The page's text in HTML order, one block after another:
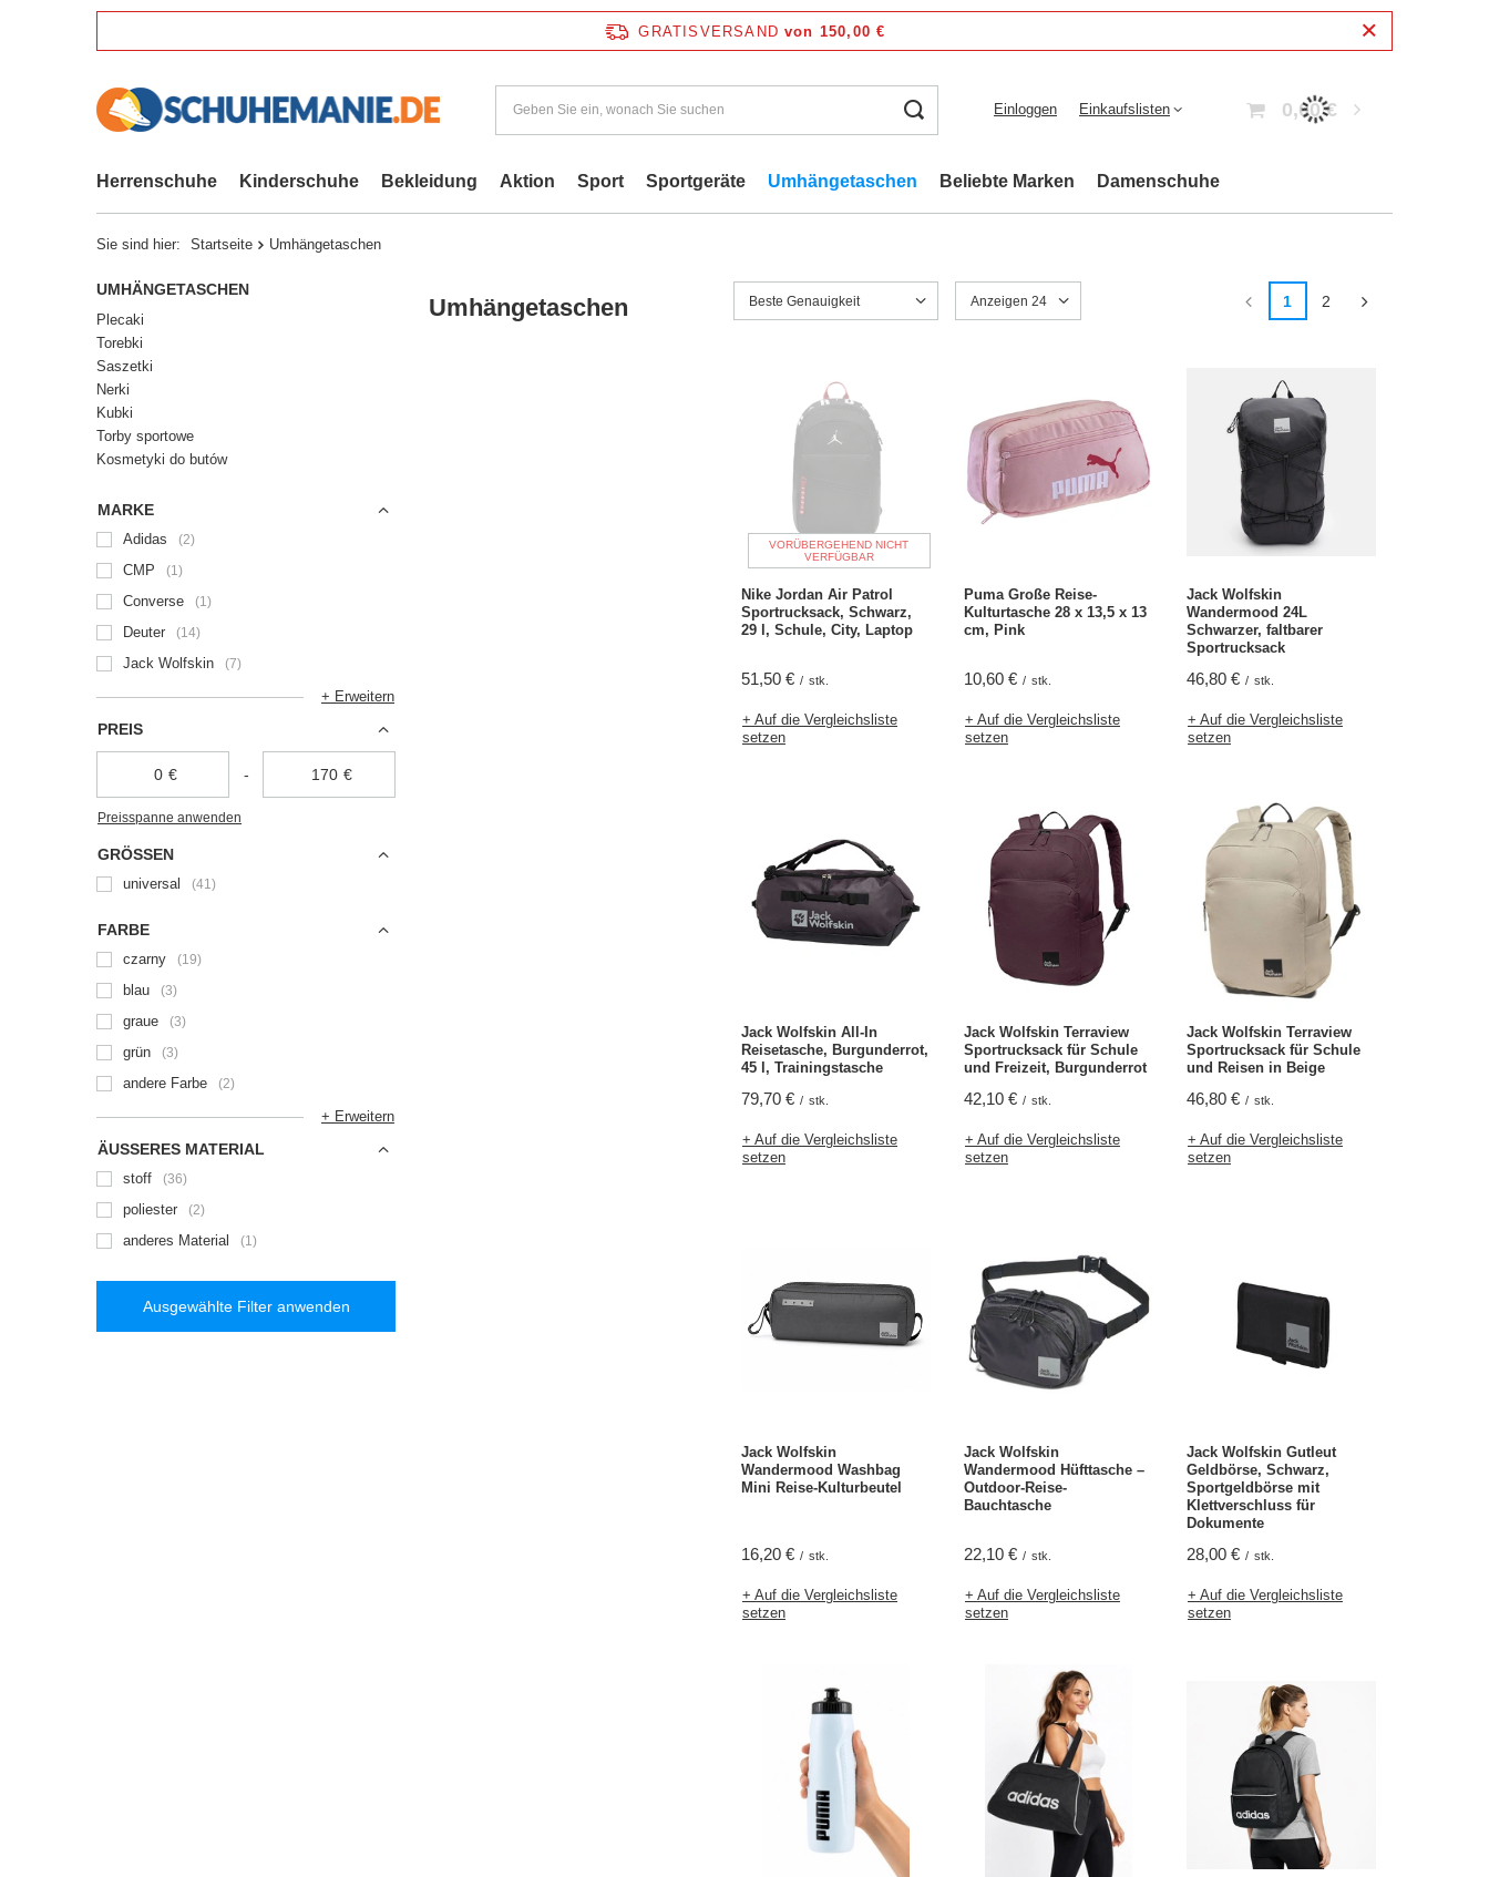
GRATISVERSAND von 150,00 €
Einloggen Einkaufslisten 0,00 €
Herrenschuhe Kinderschuhe Bekleidung Aktion Sport Sportgeräte Umhängetaschen Beliebte Marken Damenschuhe
Sie sind hier: Startseite Umhängetaschen
UMHÄNGETASCHEN
Plecaki
Torebki
Saszetki
Nerki
Kubki
Torby sportowe
Kosmetyki do butów
MARKE
Adidas 2
CMP 1
Converse 1
Deuter 14
Jack Wolfskin 7
+ Erweitern
PREIS
€ - €
Preisspanne anwenden
GRÖSSEN
universal 41
FARBE
czarny 19
blau 3
graue 3
grün 3
andere Farbe 2
+ Erweitern
ÄUSSERES MATERIAL
stoff 36
poliester 2
anderes Material 1
Ausgewählte Filter anwenden
Umhängetaschen Beste Genauigkeit Anzeigen 24 1 2
VORÜBERGEHEND NICHT
VERFÜGBAR
Nike Jordan Air Patrol
Sportrucksack, Schwarz,
29 l, Schule, City, Laptop
51,50 € / stk.
+ Auf die Vergleichsliste
setzen
Puma Große Reise-
Kulturtasche 28 x 13,5 x 13
cm, Pink
10,60 € / stk.
+ Auf die Vergleichsliste
setzen
Jack Wolfskin
Wandermood 24L
Schwarzer, faltbarer
Sportrucksack
46,80 € / stk.
+ Auf die Vergleichsliste
setzen
Jack Wolfskin All-In
Reisetasche, Burgunderrot,
45 l, Trainingstasche
79,70 € / stk.
+ Auf die Vergleichsliste
setzen
Jack Wolfskin Terraview
Sportrucksack für Schule
und Freizeit, Burgunderrot
42,10 € / stk.
+ Auf die Vergleichsliste
setzen
Jack Wolfskin Terraview
Sportrucksack für Schule
und Reisen in Beige
46,80 € / stk.
+ Auf die Vergleichsliste
setzen
Jack Wolfskin
Wandermood Washbag
Mini Reise-Kulturbeutel
16,20 € / stk.
+ Auf die Vergleichsliste
setzen
Jack Wolfskin
Wandermood Hüfttasche –
Outdoor-Reise-
Bauchtasche
22,10 € / stk.
+ Auf die Vergleichsliste
setzen
Jack Wolfskin Gutleut
Geldbörse, Schwarz,
Sportgeldbörse mit
Klettverschluss für
Dokumente
28,00 € / stk.
+ Auf die Vergleichsliste
setzen